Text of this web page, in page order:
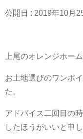
公開日 : 2019年10月
上尾のオレンジホー
お土地選びのワンポ
た。
アドバイス二回目の
したほうがいいと申